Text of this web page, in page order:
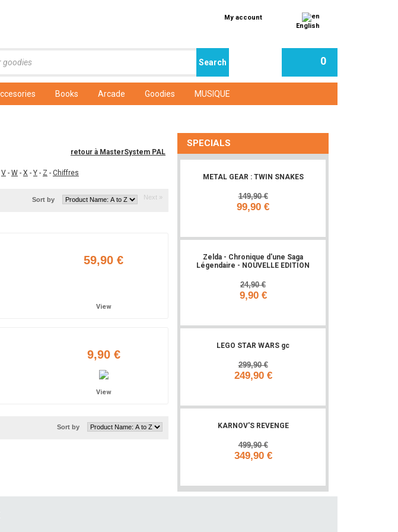
My account
English
0
Books Arcade Goodies MUSIQUE
retour à MasterSystem PAL
V - W - X - Y - Z - Chiffres
Next »
Sort by
59,90 €
View
9,90 €
View
Sort by
SPECIALS
METAL GEAR : TWIN SNAKES
149,90 €
99,90 €
Zelda - Chronique d'une Saga
Légendaire - NOUVELLE EDITION
24,90 €
9,90 €
LEGO STAR WARS gc
299,90 €
249,90 €
KARNOV'S REVENGE
499,90 €
349,90 €